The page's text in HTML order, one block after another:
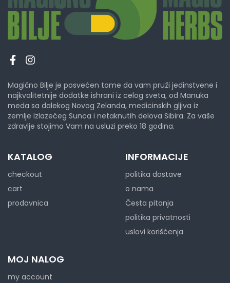
Magično Bilje je posvećen tome da vam pruži jedinstvene i
najkvalitetnije dodatke ishrani iz celog sveta, od Manuka
meda sa dalekog Novog Zelanda, medicinskih gljiva iz
zemlje Izlazećeg Sunca i netaknutih delova Sibira. Za vaše
zdravlje stojimo Vam na usluzi preko 18 godina.
KATALOG
checkout
cart
prodavnica
INFORMACIJE
politika dostave
o nama
Česta pitanja
politika privatnosti
uslovi korišćenja
MOJ NALOG
my account